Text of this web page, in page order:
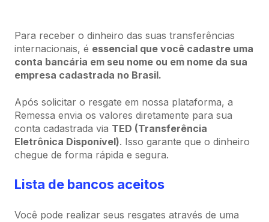
Para receber o dinheiro das suas transferências
internacionais, é essencial que você cadastre uma
conta bancária em seu nome ou em nome da sua
empresa cadastrada no Brasil.
Após solicitar o resgate em nossa plataforma, a
Remessa envia os valores diretamente para sua
conta cadastrada via TED (Transferência
Eletrônica Disponível). Isso garante que o dinheiro
chegue de forma rápida e segura.
Lista de bancos aceitos
Você pode realizar seus resgates através de uma